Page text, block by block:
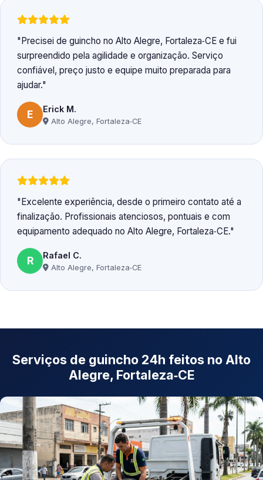
Precisei de guincho no Alto Alegre, Fortaleza‑CE e fui
surpreendido pela agilidade e organização. Serviço
confiável, preço justo e equipe muito preparada para
ajudar.
E Erick M.
Alto Alegre, Fortaleza‑CE
Excelente experiência, desde o primeiro contato até a
finalização. Profissionais atenciosos, pontuais e com
equipamento adequado no Alto Alegre, Fortaleza‑CE.
R Rafael C.
Alto Alegre, Fortaleza‑CE
Serviços de guincho 24h feitos no Alto
Alegre, Fortaleza‑CE